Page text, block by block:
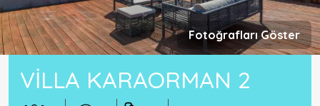
Fotoğrafları Göster
VILLA KARAORMAN 2